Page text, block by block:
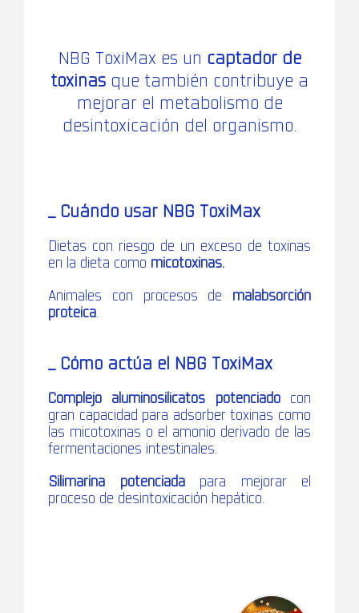
NBG ToxiMax es un captador de
toxinas que también contribuye a
mejorar el metabolismo de
desintoxicación del organismo.
_ Cuándo usar NBG ToxiMax
Dietas con riesgo de un exceso de toxinas
en la dieta como micotoxinas.
Animales con procesos de malabsorción
proteica.
_ Cómo actúa el NBG ToxiMax
Complejo aluminosilicatos potenciadocon
gran capacidad para adsorber toxinas como
las micotoxinas o el amonio derivado de las
fermentaciones intestinales.
Silimarina potenciadapara mejorar el
proceso de desintoxicación hepático.